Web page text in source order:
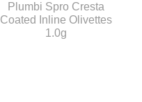
Plumbi Spro Cresta
Coated Inline Olivettes
1.0g